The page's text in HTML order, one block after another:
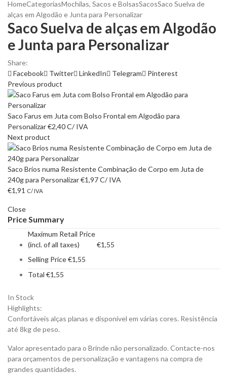
HomeCategoriasMochilas, Sacos e BolsasSacosSaco Suelva de
alças em Algodão e Junta para Personalizar
Saco Suelva de alças em Algodão
e Junta para Personalizar
Share:
Facebook
Twitter LinkedIn Telegram
Pinterest
Previous product
Saco Farus em Juta com Bolso Frontal em Algodão para
Personalizar€2,40C/ IVA
Next product
Saco Brios numa Resistente Combinação de Corpo em Juta de
240g para Personalizar€1,97C/ IVA
€1,91 C/ IVA
Close
Price Summary
Maximum Retail Price
(incl. of all taxes)
€1,55
Selling Price€1,55
Total €1,55
In Stock
Highlights:
Confortáveis alças planas e disponível em várias cores. Resistência
até 8kg de peso.
Valor apresentado para o Brinde não personalizado. Contacte-nos
para orçamentos de personalização e vantagens na compra de
grandes quantidades.